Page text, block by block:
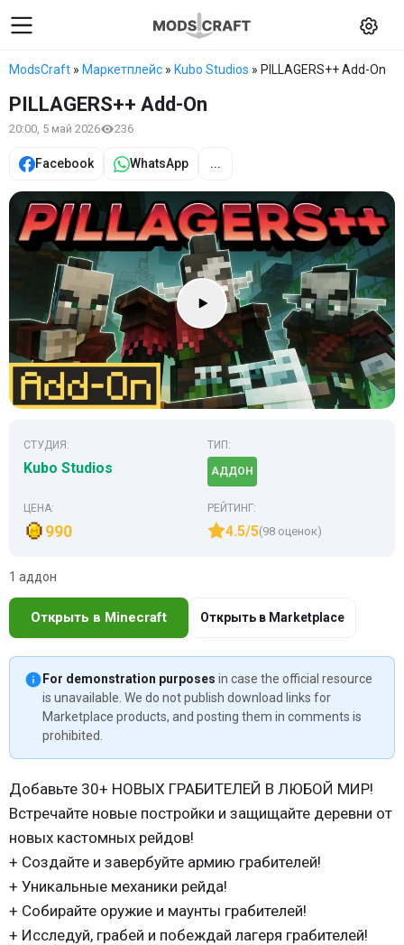
ModsCraft » Маркетплейс » Kubo Studios » PILLAGERS++ Add-On
PILLAGERS++ Add-On
20:00, 5 май 2026 236
Facebook WhatsApp ...
СТУДИЯ:
Kubo Studios
ТИП:
АДДОН
ЦЕНА:
990
РЕЙТИНГ:
4.5/5(98 оценок)
1 аддон
Открыть в Minecraft Открыть в Marketplace
For demonstration purposes in case the official resource
is unavailable. We do not publish download links for
Marketplace products, and posting them in comments is
prohibited.
Добавьте 30+ НОВЫХ ГРАБИТЕЛЕЙ В ЛЮБОЙ МИР!
Встречайте новые постройки и защищайте деревни от
новых кастомных рейдов!
+ Создайте и завербуйте армию грабителей!
+ Уникальные механики рейда!
+ Собирайте оружие и маунты грабителей!
+ Исследуй, грабей и побеждай лагеря грабителей!